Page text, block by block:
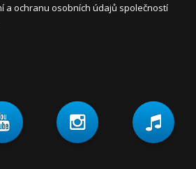
a ochranu osobních údajů společností